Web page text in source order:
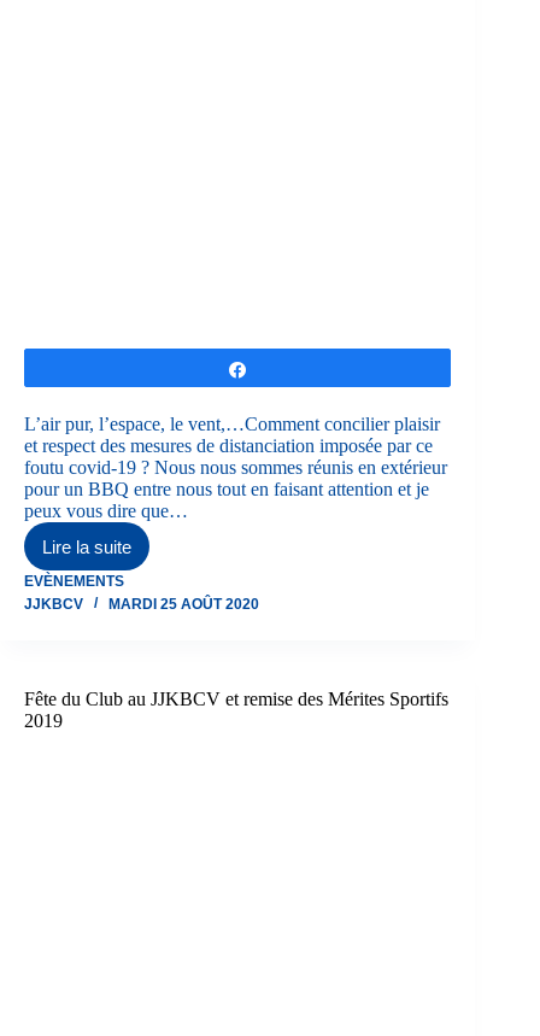
L’air pur, l’espace, le vent,…Comment concilier plaisir
et respect des mesures de distanciation imposée par ce
foutu covid-19 ? Nous nous sommes réunis en extérieur
pour un BBQ entre nous tout en faisant attention et je
peux vous dire que…
Lire la suite
BBQ
JJKBCV
Hauts
EVÈNEMENTS
JJKBCV
MARDI 25 AOÛT 2020
Fête du Club au JJKBCV et remise des Mérites Sportifs
2019